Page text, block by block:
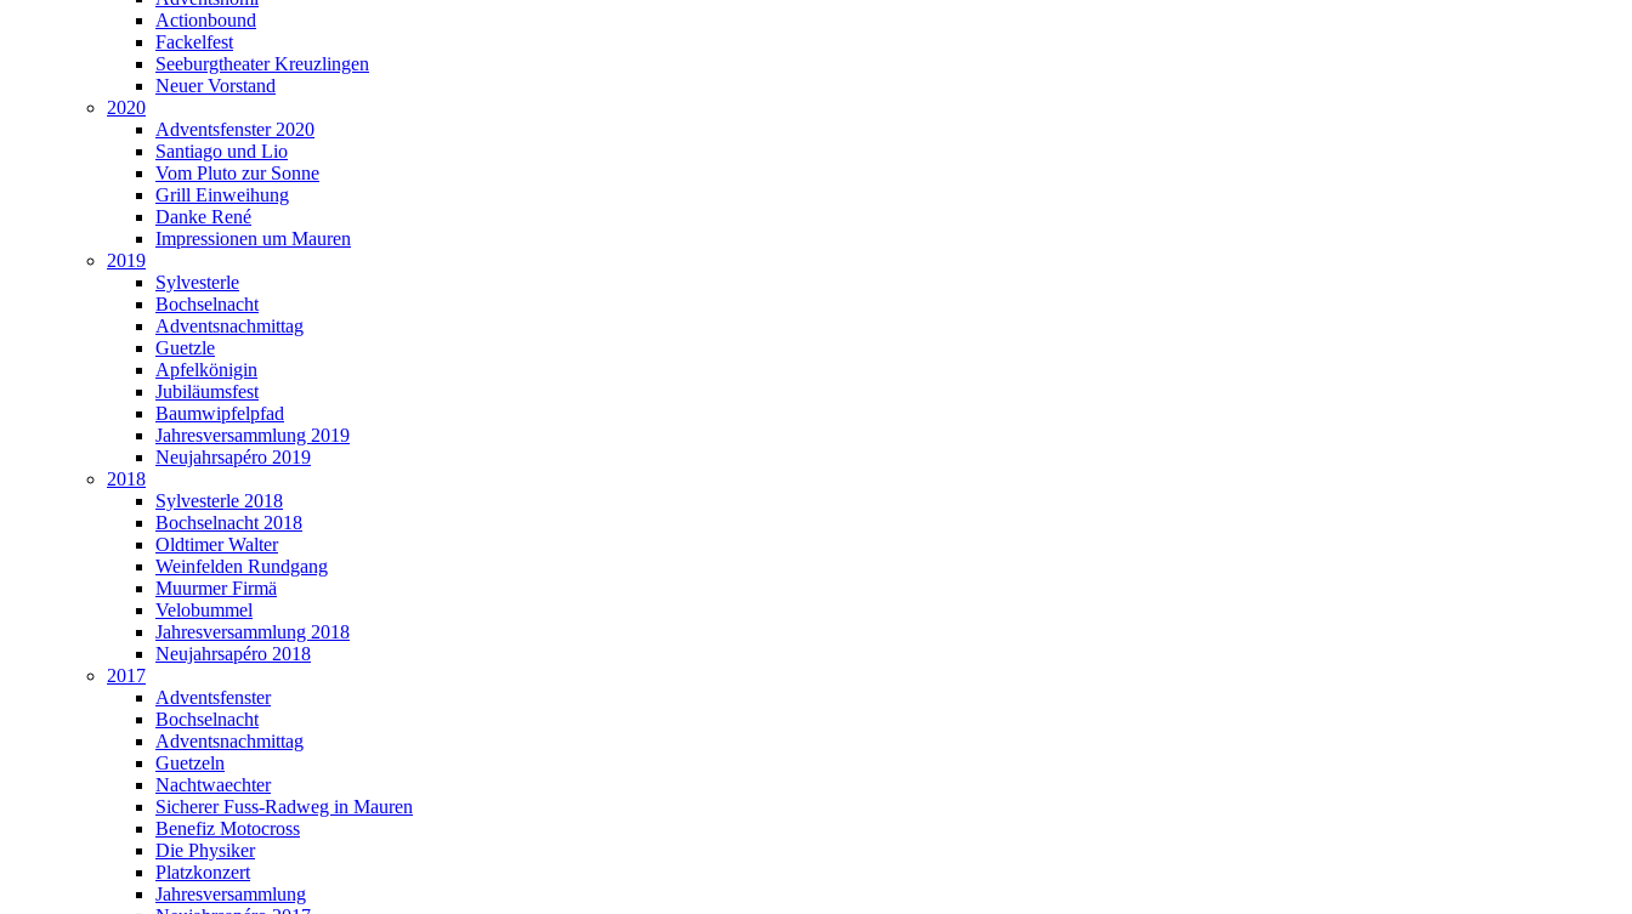
Actionbound
Fackelfest
Seeburgtheater Kreuzlingen
Neuer Vorstand
2020
Adventsfenster 2020
Santiago und Lio
Vom Pluto zur Sonne
Grill Einweihung
Danke René
Impressionen um Mauren
2019
Sylvesterle
Bochselnacht
Adventsnachmittag
Guetzle
Apfelkönigin
Jubiläumsfest
Baumwipfelpfad
Jahresversammlung 2019
Neujahrsapéro 2019
2018
Sylvesterle 2018
Bochselnacht 2018
Oldtimer Walter
Weinfelden Rundgang
Muurmer Firmä
Velobummel
Jahresversammlung 2018
Neujahrsapéro 2018
2017
Adventsfenster
Bochselnacht
Adventsnachmittag
Guetzeln
Nachtwaechter
Sicherer Fuss-Radweg in Mauren
Benefiz Motocross
Die Physiker
Platzkonzert
Jahresversammlung